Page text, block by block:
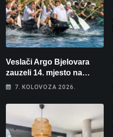
Veslači Argo Bjelovara
zauzeli 14. mjesto na
brzincu
7. KOLOVOZA 2026.